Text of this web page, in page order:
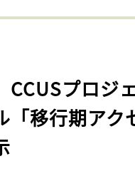
CCUSプロジ
「移行期アク